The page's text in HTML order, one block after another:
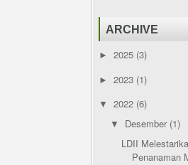
ARCHIVE
► 2025 (3)
► 2023 (1)
▼ 2022 (6)
▼ Desember (1)
LDII
Penanaman